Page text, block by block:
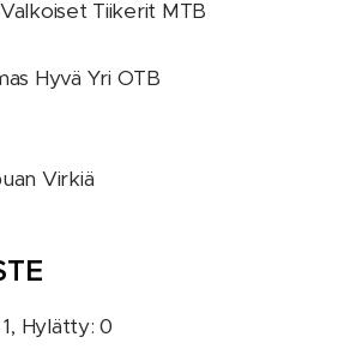
Tiikerit MTB
Hyvä Yri OTB
Virkiä
Hylätty: 0